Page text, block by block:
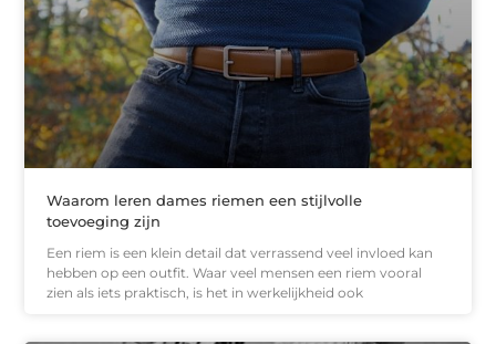
Waarom leren dames riemen een stijlvolle
toevoeging zijn
Een riem is een klein detail dat verrassend veel invloed kan
hebben op een outfit. Waar veel mensen een riem vooral
zien als iets praktisch, is het in werkelijkheid ook